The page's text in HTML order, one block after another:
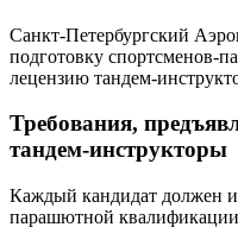
Санкт-Петербургский
подготовку спортсменов-
лецензию тандем-
Требования,
тандем-инструкторы
Каждый кандидат должен
парашютной